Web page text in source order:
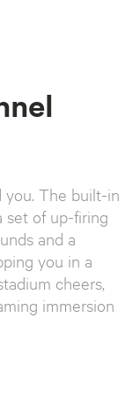
The built-in
of up-firing
and a
you in a
cheers,